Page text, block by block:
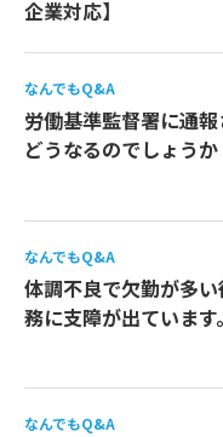
企業対応】
なんでもQ&A
労働基準監督署に通
どうなるのでしょうか
なんでもQ&A
体調不良で欠勤が多
務に支障が出ています。
なんでもQ&A